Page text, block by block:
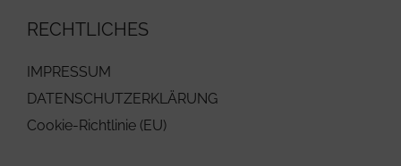
RECHTLICHES
IMPRESSUM
DATENSCHUTZERKLÄRUNG
Cookie-Richtlinie (EU)